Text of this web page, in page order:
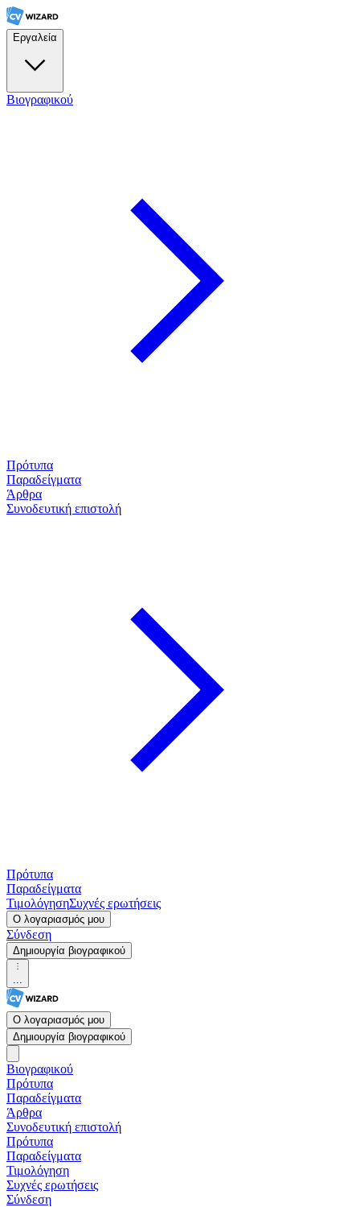
Εργαλεία
Βιογραφικού
Πρότυπα
Παραδείγματα
Άρθρα
Συνοδευτική επιστολή
Πρότυπα
Παραδείγματα
ΤιμολόγησηΣυχνές ερωτήσεις
Ο λογαριασμός μου
Σύνδεση
Δημιουργία βιογραφικού
...
Ο λογαριασμός μου
Δημιουργία βιογραφικού
Βιογραφικού
Πρότυπα
Παραδείγματα
Άρθρα
Συνοδευτική επιστολή
Πρότυπα
Παραδείγματα
Τιμολόγηση
Συχνές ερωτήσεις
Σύνδεση